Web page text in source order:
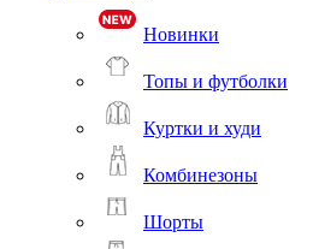
Новинки
Топы и футболки
Куртки и худи
Комбинезоны
Шорты